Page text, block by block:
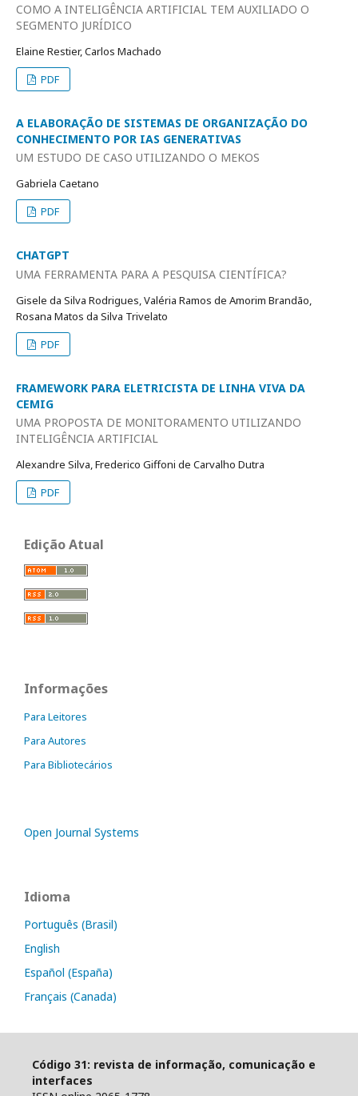
COMO A INTELIGÊNCIA ARTIFICIAL TEM AUXILIADO O
SEGMENTO JURÍDICO
Elaine Restier, Carlos Machado
PDF
A ELABORAÇÃO DE SISTEMAS DE ORGANIZAÇÃO DO
CONHECIMENTO POR IAS GENERATIVAS
UM ESTUDO DE CASO UTILIZANDO O MEKOS
Gabriela Caetano
PDF
CHATGPT
UMA FERRAMENTA PARA A PESQUISA CIENTÍFICA?
Gisele da Silva Rodrigues, Valéria Ramos de Amorim Brandão,
Rosana Matos da Silva Trivelato
PDF
FRAMEWORK PARA ELETRICISTA DE LINHA VIVA DA
CEMIG
UMA PROPOSTA DE MONITORAMENTO UTILIZANDO
INTELIGÊNCIA ARTIFICIAL
Alexandre Silva, Frederico Giffoni de Carvalho Dutra
PDF
Edição Atual
Informações
Para Leitores
Para Autores
Para Bibliotecários
Open Journal Systems
Idioma
Português (Brasil)
English
Español (España)
Français (Canada)
Código 31: revista de informação, comunicação e
interfaces